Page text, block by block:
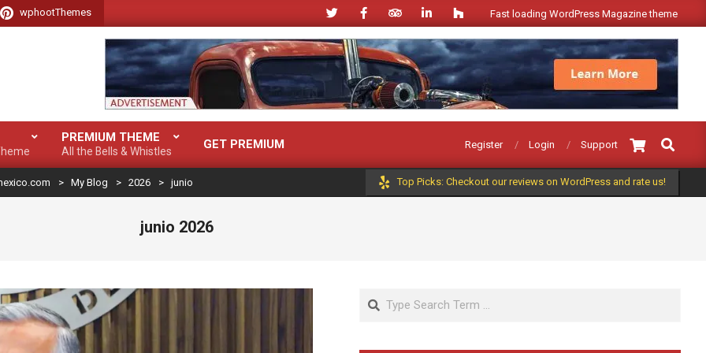
wphootThemes Fast loading WordPress Magazine theme with A+
PREMIUM THEME
All the Bells & Whistles GET PREMIUM Register Login Support
Search
> My Blog > 2026 > junio Top Picks: Checkout our reviews on WordPress and rate us!
junio 2026
Search